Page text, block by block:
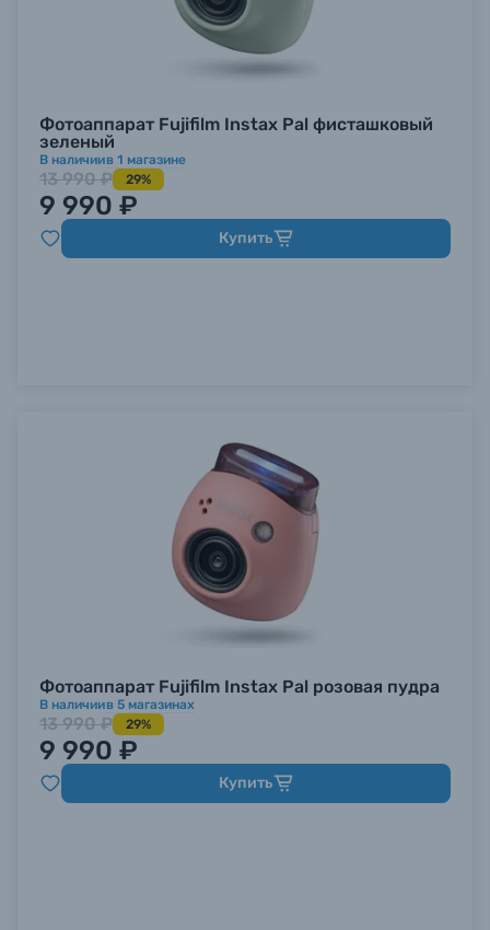
Фотоаппарат Fujifilm Instax Pal фисташковый
зеленый
В наличиив 1 магазине
13 990 ₽ 29%
9 990 ₽
Купить
Фотоаппарат Fujifilm Instax Pal розовая пудра
В наличиив 5 магазинах
13 990 ₽ 29%
9 990 ₽
Купить